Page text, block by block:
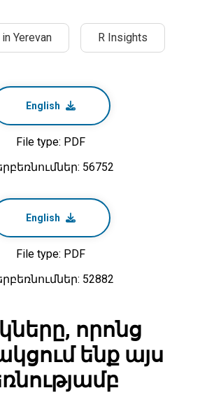
Yerevan R Insights
English
File type: PDF
56752
English
File type: PDF
52882
որոնց
ենք այս